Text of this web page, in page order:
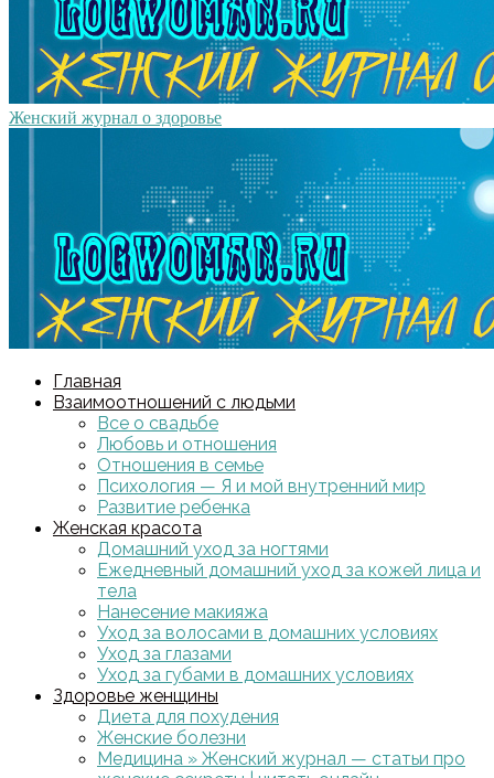
Женский журнал о здоровье
Главная
Взаимоотношений с людьми
Все о свадьбе
Любовь и отношения
Отношения в семье
Психология — Я и мой внутренний мир
Развитие ребенка
Женская красота
Домашний уход за ногтями
Ежедневный домашний уход за кожей лица и
тела
Нанесение макияжа
Уход за волосами в домашних условиях
Уход за глазами
Уход за губами в домашних условиях
Здоровье женщины
Диета для похудения
Женские болезни
Медицина » Женский журнал — статьи про